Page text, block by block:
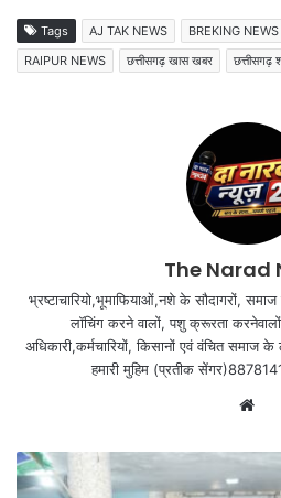
Tags AJ TAK NEWS BREKING NEWS
RAIPUR NEWS
छत्तीसगढ़ खास खबर छत्तीसगढ़
The Narad
भ्रष्टाचारियो,भूमाफियाओं,नशे के सौदागरों, समाज
लॉचिंग करने वालों, पशु क्रूरता
अधिकारी,कर्मचारियों, किसानों एवं वंचित समाज
हमारी मुहिम (प्रतीक